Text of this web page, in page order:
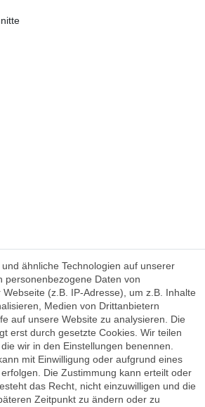
der
ähnliche Technologien auf unserer
personenbezogene Daten von
(z.B. IP-Adresse), um z.B. Inhalte
Medien von Drittanbietern
auf unsere Website zu analysieren. Die
erst durch gesetzte Cookies. Wir teilen
wir in den Einstellungen benennen.
mit Einwilligung oder aufgrund eines
Die Zustimmung kann erteilt oder
das Recht, nicht einzuwilligen und die
Zeitpunkt zu ändern oder zu